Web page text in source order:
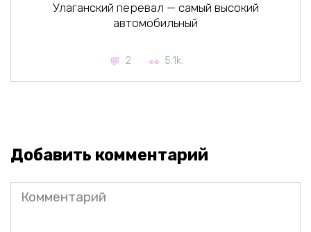
Улаганский перевал — самый высокий
автомобильный
2 5.1k.
Добавить комментарий
Комментарий